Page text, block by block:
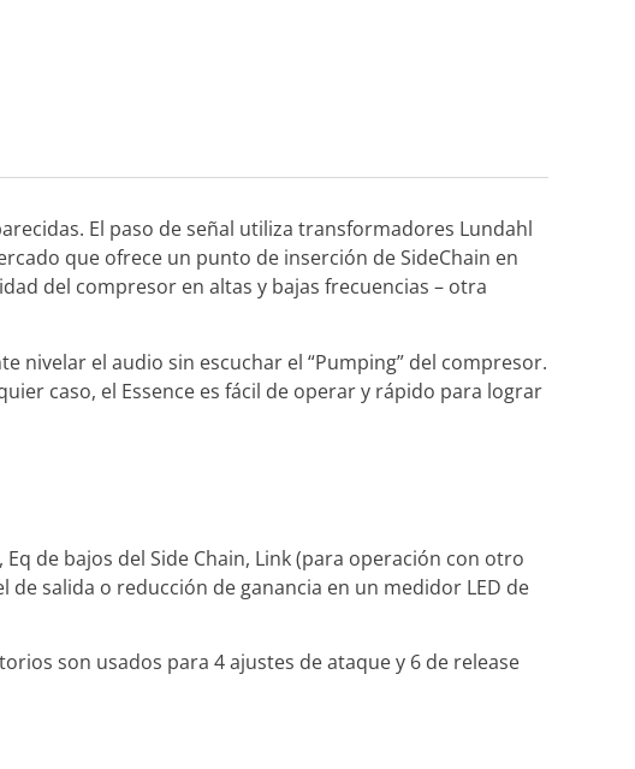
El paso de señal utiliza transformadores Lundahl
que ofrece un punto de inserción de SideChain en
del compresor en altas y bajas frecuencias – otra
nivelar el audio sin escuchar el “Pumping” del compresor.
caso, el Essence es fácil de operar y rápido para lograr
de bajos del Side Chain, Link (para operación con otro
de salida o reducción de ganancia en un medidor LED de
son usados para 4 ajustes de ataque y 6 de release